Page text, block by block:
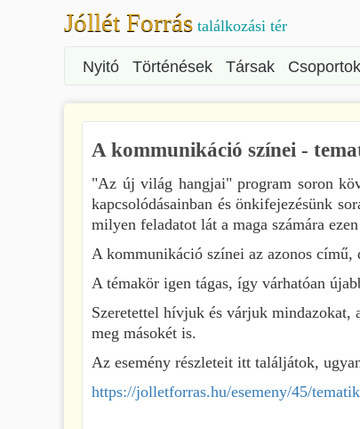
Jóllét Forrás találkozási tér
Nyitó Történések Társak Csoportok
A kommunikáció színei -
"Az új világ hangjai" program soron
kapcsolódásainban és önkifejezésünk
milyen feladatot lát a maga számára
A kommunikáció színei az azonos című,
A témakör igen tágas, így várhatóan
Szeretettel hívjuk és várjuk mindazokat,
meg másokét is.
Az esemény részleteit itt találjátok,
https://jolletforras.hu/esemeny/45/